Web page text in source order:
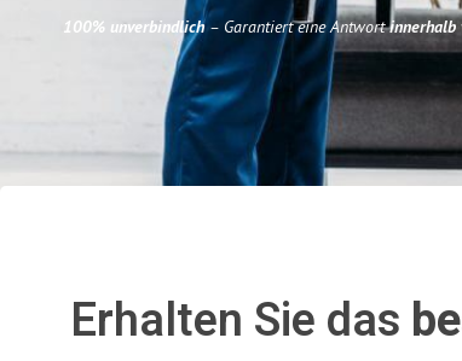
100% unverbindlich– Garantiert eine Antwortinnerhalb
Erhalten Sie das